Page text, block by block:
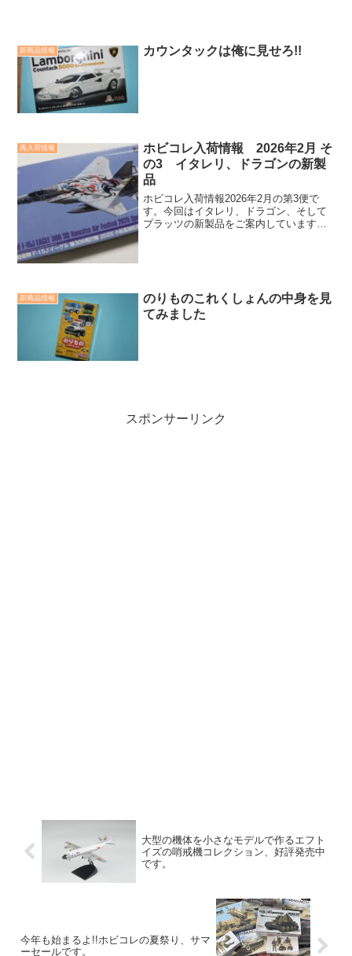
新商品情報 カウンタックは俺に見せろ!!
再入荷情報
ホビコレ入荷情報 2026年2月 そ
の3 イタレリ、ドラゴンの新製
品
ホビコレ入荷情報2026年2月の第3便で
す。今回はイタレリ、ドラゴン、そして
プラッツの新製品をご案内しています。
新商品情報
のりものこれくしょんの中身を見
てみました
スポンサーリンク
大型の機体を小さなモデルで作るエフト
イズの哨戒機コレクション、好評発売中
です。
今年も始まるよ!!ホビコレの夏祭り、サマ
ーセールです。